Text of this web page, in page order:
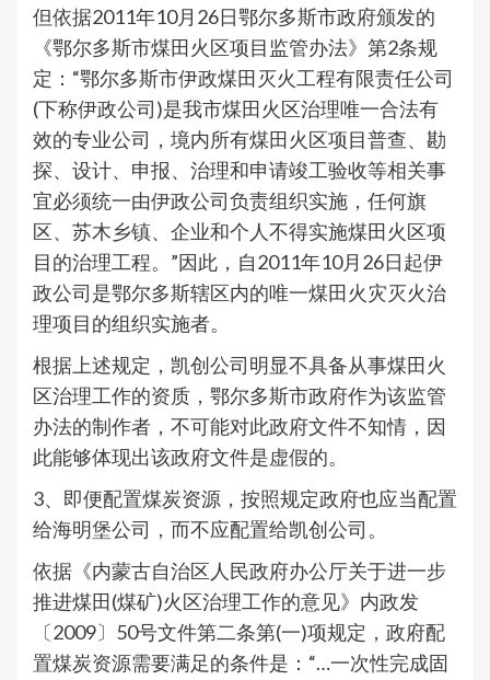
但依据2011年10月26日鄂尔多斯市政府颁发的
《鄂尔多斯市煤田火区项目监管办法》第2条规
定：“鄂尔多斯市伊政煤田灭火工程有限责任公司
(下称伊政公司)是我市煤田火区治理唯一合法有
效的专业公司，境内所有煤田火区项目普查、勘
探、设计、申报、治理和申请竣工验收等相关事
宜必须统一由伊政公司负责组织实施，任何旗
区、苏木乡镇、企业和个人不得实施煤田火区项
目的治理工程。”因此，自2011年10月26日起伊
政公司是鄂尔多斯辖区内的唯一煤田火灾灭火治
理项目的组织实施者。
根据上述规定，凯创公司明显不具备从事煤田火
区治理工作的资质，鄂尔多斯市政府作为该监管
办法的制作者，不可能对此政府文件不知情，因
此能够体现出该政府文件是虚假的。
3、即便配置煤炭资源，按照规定政府也应当配置
给海明堡公司，而不应配置给凯创公司。
依据《内蒙古自治区人民政府办公厅关于进一步
推进煤田(煤矿)火区治理工作的意见》内政发
〔2009〕50号文件第二条第(一)项规定，政府配
置煤炭资源需要满足的条件是：“…一次性完成固